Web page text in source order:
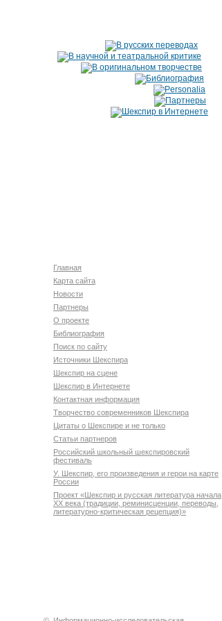
Главная
Карта сайта
Новости
Партнеры
О проекте
Библиография
Поиск по сайту
Источники Шекспира
Шекспир на сцене
Шекспир в Интернете
Контактная информация
Творчество современников Шекспира
Цитаты о Шекспире и не только
Статьи партнеров
Российский школьный шекспировский
фестиваль
У. Шекспир, его произведения и герои на карте
России
Проект «Шекспир и русская литература начала
XX века (традиции, реминисценции, переводы,
литературно-критическая рецепция)»